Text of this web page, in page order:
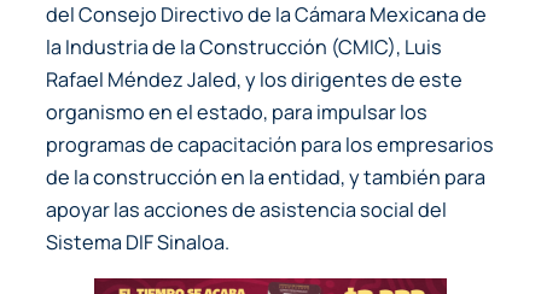
del Consejo Directivo de la Cámara Mexicana de
la Industria de la Construcción (CMIC), Luis
Rafael Méndez Jaled, y los dirigentes de este
organismo en el estado, para impulsar los
programas de capacitación para los empresarios
de la construcción en la entidad, y también para
apoyar las acciones de asistencia social del
Sistema DIF Sinaloa.